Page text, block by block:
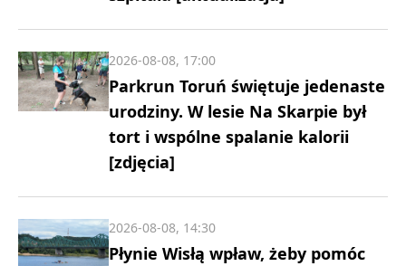
Parkrun Toruń świętuje jedenaste
urodziny. W lesie Na Skarpie był
tort i wspólne spalanie kalorii
[zdjęcia]
2026-08-08, 17:00
Płynie Wisłą wpław, żeby pomóc
2026-08-08, 14:30